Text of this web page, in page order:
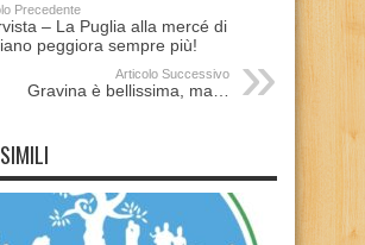
Precedente
– La Puglia alla mercé di
peggiora sempre più!
Articolo Successivo
Gravina è bellissima, ma…